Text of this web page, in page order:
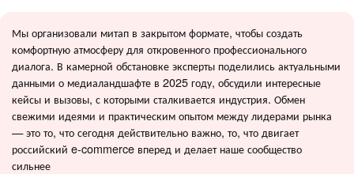
Мы организовали митап в закрытом формате, чтобы создать
комфортную атмосферу для откровенного профессионального
диалога. В камерной обстановке эксперты поделились актуальными
данными о медиаландшафте в 2025 году, обсудили интересные
кейсы и вызовы, с которыми сталкивается индустрия. Обмен
свежими идеями и практическим опытом между лидерами рынка
— это то, что сегодня действительно важно, то, что двигает
российский e-commerce вперед и делает наше сообщество
сильнее